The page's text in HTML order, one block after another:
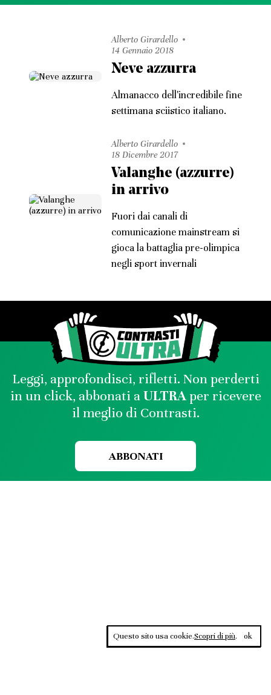
Alberto Girardello
14 Gennaio 2018
Neve azzurra
Almanacco dell'incredibile fine
settimana sciistico italiano.
Alberto Girardello
18 Dicembre 2017
Valanghe (azzurre)
in arrivo
Fuori dai canali di
comunicazione mainstream si
gioca la battaglia pre-olimpica
negli sport invernali
Leggi, approfondisci, rifletti. Non perderti
in un click, abbonati aULTRAper ricevere
il meglio di Contrasti.
ABBONATI
Questo sito usa cookie.Scopri di più. ok